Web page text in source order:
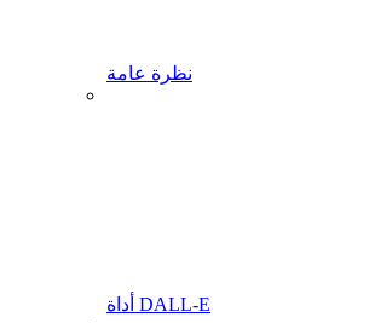
نظرة عامة
أداة DALL-E